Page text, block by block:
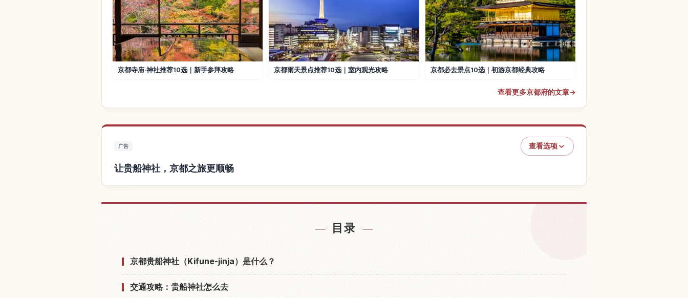
京都寺庙·神社推荐10选｜新手参拜攻略 京都雨天景点推荐10选｜室内观光攻略 京都必去景点10选｜初游京都经典攻略
查看更多京都府的文章→
广告 查看选项
让贵船神社，京都之旅更顺畅
目录
京都贵船神社（Kifune-jinja）是什么？
交通攻略：贵船神社怎么去